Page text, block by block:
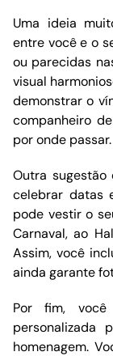
Uma ideia
entre você e o
ou parecidas
visual
demonstrar o
companheiro
por onde passar.
Outra
celebrar datas
pode vestir o
Carnaval, ao
Assim, você
ainda garante
Por fim,
personalizada
homenagem.